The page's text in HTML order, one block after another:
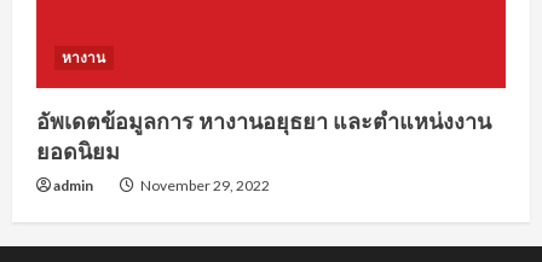
หางาน
อัพเดตข้อมูลการ หางานอยุธยา และตำแหน่งงาน
ยอดนิยม
admin November 29, 2022